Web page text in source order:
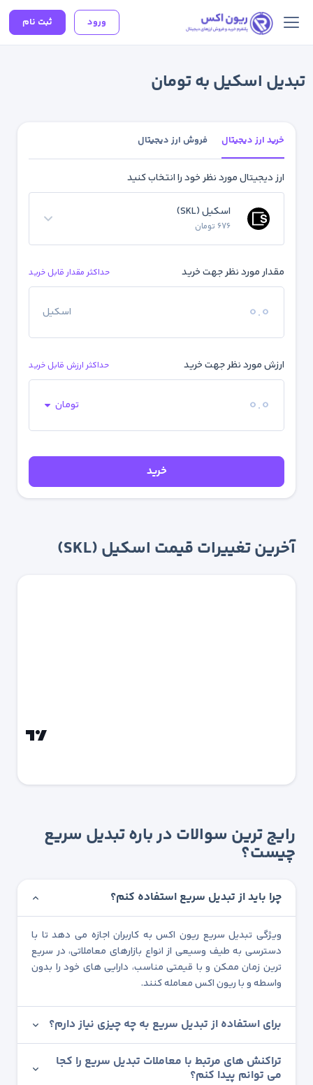
ورود ثبت نام
تبدیل اسکیل به تومان
خرید ارز دیجیتال فروش ارز دیجیتال
ارز دیجیتال مورد نظر خود را انتخاب کنید
اسکیل (SKL)
676 تومان
مقدار مورد نظر جهت خرید حداکثر مقدار قابل خرید
اسکیل
ارزش مورد نظر جهت خرید حداکثر ارزش قابل خرید
تومان
خرید
آخرین تغییرات قیمت اسکیل (SKL)
رایج ترین سوالات در باره تبدیل سریع
چیست؟
چرا باید از تبدیل سریع استفاده کنم؟
ویژگی تبدیل سریع ریون اکس به کاربران اجازه می دهد تا با
دسترسی به طیف وسیعی از انواع بازارهای معاملاتی، در سریع
ترین زمان ممکن و با قیمتی مناسب، دارایی های خود را بدون
واسطه و با ریون اکس معامله کنند.
برای استفاده از تبدیل سریع به چه چیزی نیاز دارم؟
تراکنش های مرتبط با معاملات تبدیل سریع را کجا
می توانم پیدا کنم؟